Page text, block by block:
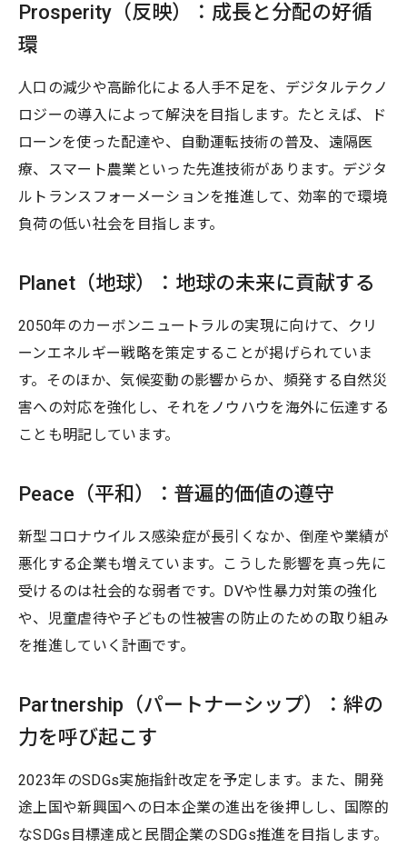
Prosperity（反映）：成長と分配の好循
環
人口の減少や高齢化による人手不足を、デジタルテクノ
ロジーの導入によって解決を目指します。たとえば、ド
ローンを使った配達や、自動運転技術の普及、遠隔医
療、スマート農業といった先進技術があります。デジタ
ルトランスフォーメーションを推進して、効率的で環境
負荷の低い社会を目指します。
Planet（地球）：地球の未来に貢献する
2050年のカーボンニュートラルの実現に向けて、クリ
ーンエネルギー戦略を策定することが掲げられていま
す。そのほか、気候変動の影響からか、頻発する自然災
害への対応を強化し、それをノウハウを海外に伝達する
ことも明記しています。
Peace（平和）：普遍的価値の遵守
新型コロナウイルス感染症が長引くなか、倒産や業績が
悪化する企業も増えています。こうした影響を真っ先に
受けるのは社会的な弱者です。DVや性暴力対策の強化
や、児童虐待や子どもの性被害の防止のための取り組み
を推進していく計画です。
Partnership（パートナーシップ）：絆の
力を呼び起こす
2023年のSDGs実施指針改定を予定します。また、開発
途上国や新興国への日本企業の進出を後押しし、国際的
なSDGs目標達成と民間企業のSDGs推進を目指します。